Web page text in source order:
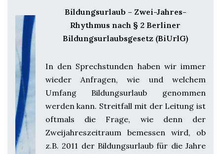
Bildungsurlaub – Zwei-Jahres-
Rhythmus nach § 2 Berliner
Bildungsurlaubsgesetz (BiUrlG)
In den Sprechstunden haben wir immer
wieder Anfragen, wie und welchem
Umfang Bildungsurlaub genommen
werden kann. Streitfall mit der Leitung ist
oftmals die Frage, wie denn der
Zweijahreszeitraum bemessen wird, ob
z.B. 2011 der Bildungsurlaub für die Jahre